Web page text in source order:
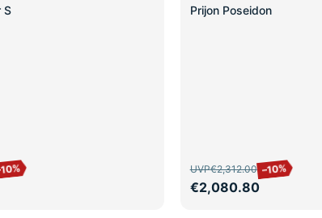
S SALE
Prijon Poseidon
UVP€2,312.00 –10%
€2,080.80